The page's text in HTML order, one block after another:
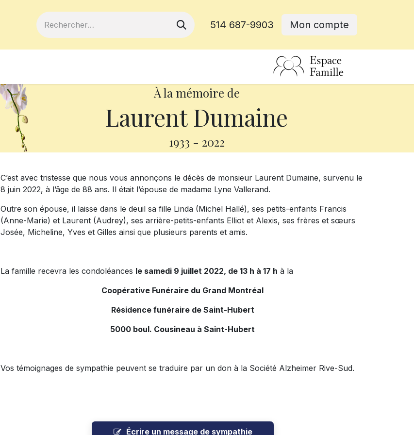
514 687-9903 Mon compte
À la mémoire de
Laurent Dumaine
1933 - 2022
C’est avec tristesse que nous vous annonçons le décès de monsieur Laurent Dumaine, survenu le
8 juin 2022, à l’âge de 88 ans. Il était l’épouse de madame Lyne Vallerand.
Outre son épouse, il laisse dans le deuil sa fille Linda (Michel Hallé), ses petits-enfants Francis
(Anne-Marie) et Laurent (Audrey), ses arrière-petits-enfants Elliot et Alexis, ses frères et sœurs
Josée, Micheline, Yves et Gilles ainsi que plusieurs parents et amis.
La famille recevra les condoléances le samedi 9 juillet 2022, de 13 h à 17 h à la
Coopérative Funéraire du Grand Montréal
Résidence funéraire de Saint-Hubert
5000 boul. Cousineau à Saint-Hubert
Vos témoignages de sympathie peuvent se traduire par un don à la Société Alzheimer Rive-Sud.
Écrire un message de sympathie